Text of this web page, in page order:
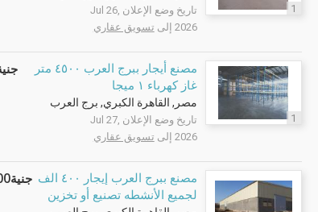
1
تاريخ وضع الإعلان Jul 26,
2026 إلى
تسويق عقاري
1
مصنع أيجار ببرج العرب ٤٥٠٠ متر
غاز كهرباء ١ ميجا
مصر, القاهرة الكبري, برج العرب
تاريخ وضع الإعلان Jul 27,
2026 إلى
تسويق عقاري
مصنع ببرج العرب إيجار ٤٠٠ الف
لجميع الأنشطه تصنيع أو تخزين
جنية190,000.00